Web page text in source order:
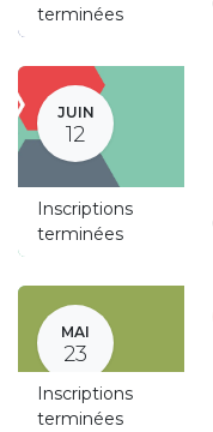
terminées
JUIN
12
Inscriptions
terminées
MAI
23
Inscriptions
terminées